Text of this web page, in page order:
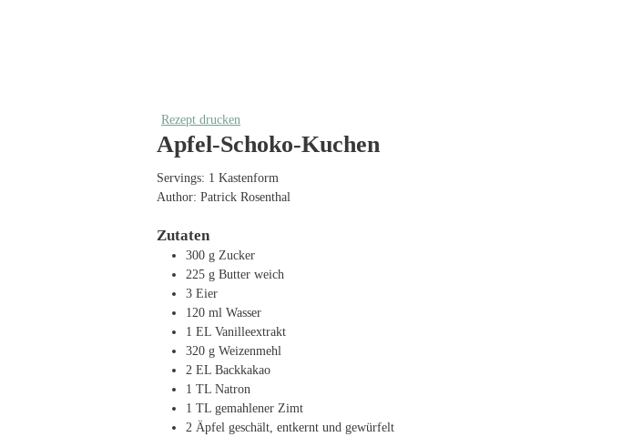
Rezept drucken
Apfel-Schoko-Kuchen
Servings: 1 Kastenform
Author: Patrick Rosenthal
Zutaten
300 g Zucker
225 g Butter weich
3 Eier
120 ml Wasser
1 EL Vanilleextrakt
320 g Weizenmehl
2 EL Backkakao
1 TL Natron
1 TL gemahlener Zimt
2 Äpfel geschält, entkernt und gewürfelt